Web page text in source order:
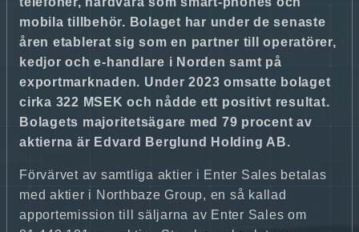
mobila tillbehör. Bolaget har under de senaste
åren etablerat sig som en partner till operatörer,
kedjor och e-handlare i Norden samt på
exportmarknaden. Under 2023 omsatte bolaget
cirka 322 MSEK och nådde ett positivt resultat.
Bolagets majoritetsägare med 79 procent av
aktierna är Edvard Berglund Holding AB.
Förvärvet av samtliga aktier i Enter Sales betalas
med aktier i Northbaze Group, en så kallad
apportemission till säljarna av Enter Sales om